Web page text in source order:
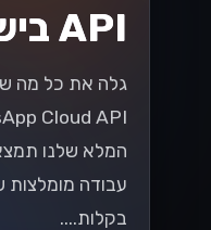
API בישראל
גלה את כל מה
המלא שלנו תמצא
עבודה מומלצות
בקלות....